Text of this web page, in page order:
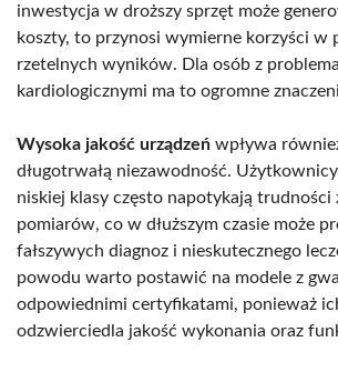
inwestycja w droższy sprzęt może
koszty, to przynosi wymierne korzyści w
rzetelnych wyników. Dla osób z
kardiologicznymi ma to ogromne
Wysoka jakość urządzeń wpływa
długotrwałą niezawodność.
niskiej klasy często napotykają trudności
pomiarów, co w dłuższym czasie może
fałszywych diagnoz i nieskutecznego
powodu warto postawić na modele z
odpowiednimi certyfikatami, ponieważ
odzwierciedla jakość wykonania oraz